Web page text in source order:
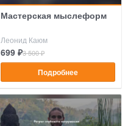
Мастерская мыслеформ
Леонид Каюм
699 ₽3 500 ₽
Подробнее